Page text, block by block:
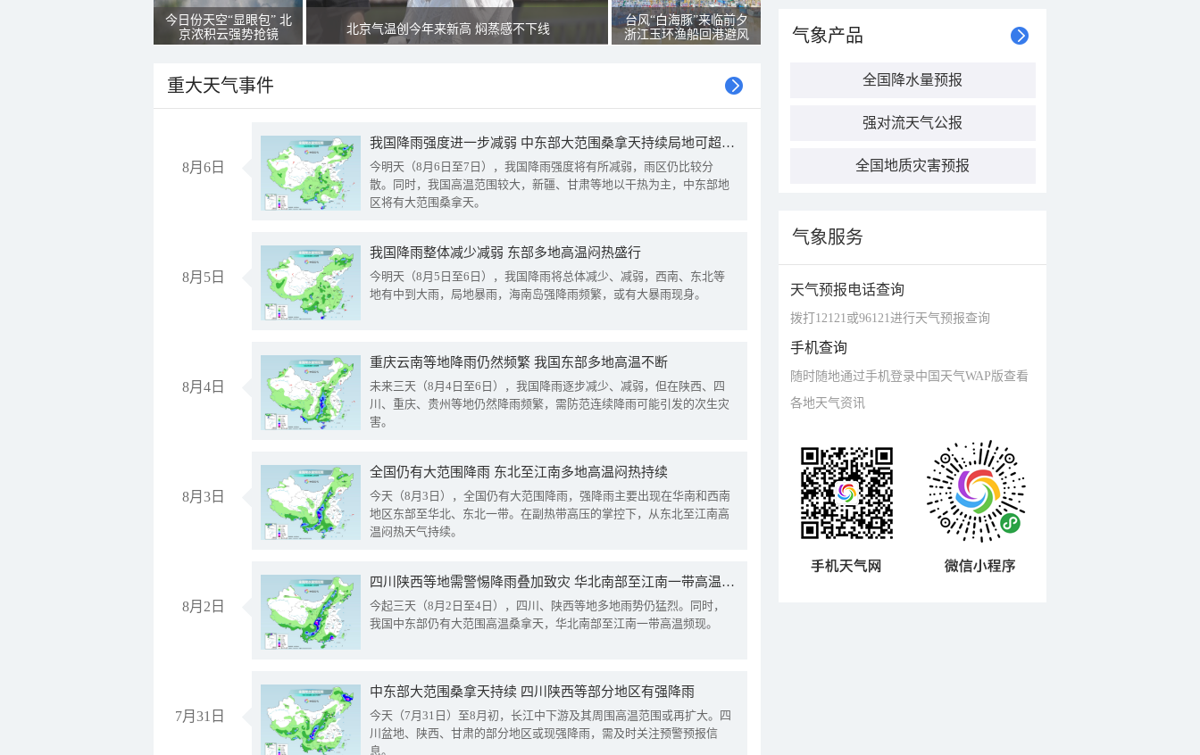
今日份天空“显眼包” 北
京浓积云强势抢镜
北京气温创今年来新高 焖蒸感不下线
台风“白海豚”来临前夕
浙江玉环渔船回港避风
重大天气事件
8月6日
我国降雨强度进一步减弱 中东部大范围桑拿天持续局地可超38℃
今明天（8月6日至7日），我国降雨强度将有所减弱，雨区仍比较分
散。同时，我国高温范围较大，新疆、甘肃等地以干热为主，中东部地
区将有大范围桑拿天。
8月5日
我国降雨整体减少减弱 东部多地高温闷热盛行
今明天（8月5日至6日），我国降雨将总体减少、减弱，西南、东北等
地有中到大雨，局地暴雨，海南岛强降雨频繁，或有大暴雨现身。
8月4日
重庆云南等地降雨仍然频繁 我国东部多地高温不断
未来三天（8月4日至6日），我国降雨逐步减少、减弱，但在陕西、四
川、重庆、贵州等地仍然降雨频繁，需防范连续降雨可能引发的次生灾
害。
8月3日
全国仍有大范围降雨 东北至江南多地高温闷热持续
今天（8月3日），全国仍有大范围降雨，强降雨主要出现在华南和西南
地区东部至华北、东北一带。在副热带高压的掌控下，从东北至江南高
温闷热天气持续。
8月2日
四川陕西等地需警惕降雨叠加致灾 华北南部至江南一带高温频现
今起三天（8月2日至4日），四川、陕西等地多地雨势仍猛烈。同时，
我国中东部仍有大范围高温桑拿天，华北南部至江南一带高温频现。
7月31日
中东部大范围桑拿天持续 四川陕西等部分地区有强降雨
今天（7月31日）至8月初，长江中下游及其周围高温范围或再扩大。四
川盆地、陕西、甘肃的部分地区或现强降雨，需及时关注预警预报信
息。
气象产品
全国降水量预报
强对流天气公报
全国地质灾害预报
气象服务
天气预报电话查询
拨打12121或96121进行天气预报查询
手机查询
随时随地通过手机登录中国天气WAP版查看
各地天气资讯